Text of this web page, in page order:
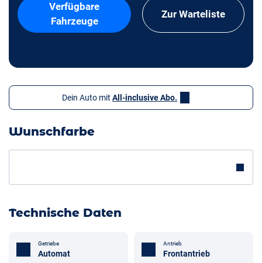
Verfügbare
Fahrzeuge
Zur Warteliste
Dein Auto mit All-inclusive Abo.
Wunschfarbe
Technische Daten
Getriebe
Automat
Antrieb
Frontantrieb